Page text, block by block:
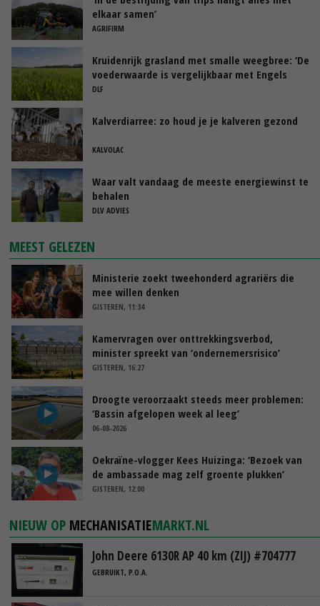
elkaar samen’
AGRIFIRM
Kruidenrijk grasland met smalle weegbree: ‘De
voederwaarde is vergelijkbaar met Engels
raaigras’
DLF
Kalverdiarree: zo houd je je kalveren gezond
KALVOLAC
Waar valt vandaag de meeste energiewinst te
behalen
DLV ADVIES
MEEST GELEZEN
Ministerie zoekt tweehonderd agrariërs die
mee willen denken
GISTEREN, 11:34
Kamervragen over onttrekkingsverbod,
minister spreekt van ‘ondernemersrisico’
GISTEREN, 16:27
Droogte veroorzaakt steeds meer problemen:
‘Bassin afgelopen week al leeg’
06-08-2026
Oekraïne-vlogger Kees Huizinga: ‘Bezoek van
de ambassade mag zelf groente plukken’
GISTEREN, 12:00
NIEUW OP MECHANISATIEMARKT.NL
John Deere 6130R AP 40 km (ZIJ) #704777
GEBRUIKT, P.O.A.